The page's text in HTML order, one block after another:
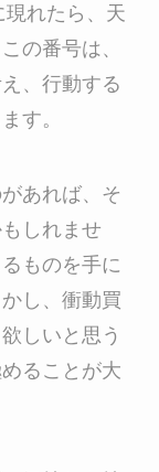
れたら、天
の番号は、
、行動する
す。
あれば、そ
しれませ
ものを手に
し、衝動買
しいと思う
ることが大